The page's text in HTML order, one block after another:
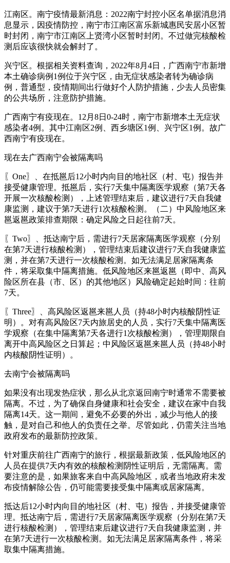
江南区。南宁疫情最新消息：2022南宁封控小区名单据消息消
息显示，因疫情防控，南宁市江南区富乐新城惠民安居小区暂
时封闭，南宁市江南区上贤湾小区暂时封闭。不过做完核酸检
测后应该很快就会解封了。
兴宁区。根据相关资料查询，2022年8月4日，广西南宁市新增
本土确诊病例1例位于兴宁区，由无症状感染者转为确诊病
例，普通型，疫情期间出行做好个人防护措施，少去人员密集
的公共场所，注意防护措施。
广西南宁有疫现在。12月8日0-24时，南宁市新增本土无症状
感染者4例。其中江南区2例、西乡塘区1例、兴宁区1例。故广
西南宁有疫现在。
现在去广西南宁会被隔离吗
〖One〗、在抵邕后12小时内向目的地社区（村、屯）报告并
接受健康管理。抵邕后，实行7天集中隔离医学观察（第7天各
开展一次核酸检测），上述管理结束后，建议进行7天自我健
康监测，建议于第7天进行1次核酸检测。（二）中风险地区来
邕返邕政策排查期限：确定风险之日起往前7天。
〖Two〗、抵达南宁后，需进行7天居家隔离医学观察（分别
在第7天进行核酸检测），管理结束后建议进行7天自我健康监
测，并在第7天进行一次核酸检测。如无法满足居家隔离条
件，将采取集中隔离措施。低风险地区来邕返邕（即中、高风
险区所在县（市、区）的其他地区）风险确定起始时间：往前
7天。
〖Three〗、高风险区返邕来邕人员（持48小时内核酸阴性证
明）。对有高风险区7天内旅居史的人员，实行7天集中隔离医
学观察（在集中隔离第7天各进行1次核酸检测），管理期限自
离开中高风险区之日算起；中风险区返邕来邕人员（持48小时
内核酸阴性证明）。
去南宁会被隔离吗
如果没有出现发热症状，那么从北京返回南宁时通常不需要被
隔离。不过，为了确保自身健康和社会安全，建议在家中自我
隔离14天。这一期间，避免不必要的外出，减少与他人的接
触，是对自己和他人的负责任之举。尽管如此，仍需关注当地
政府发布的最新防控政策。
针对重庆前往广西南宁的旅行，根据最新政策，低风险地区的
人员在提供7天内有效的核酸检测阴性证明后，无需隔离。需
要注意的是，如果旅客来自中高风险地区，或者当地政府未发
布疫情解除公告，仍可能需要接受集中隔离或居家隔离。
抵达后12小时内向目的地社区（村、屯）报告，并接受健康管
理。抵达南宁后，需进行7天居家隔离医学观察（分别在第7天
进行核酸检测），管理结束后建议进行7天自我健康监测，并
在第7天进行一次核酸检测。如无法满足居家隔离条件，将采
取集中隔离措施。